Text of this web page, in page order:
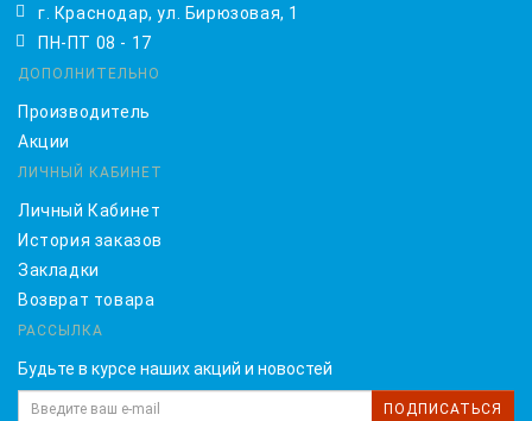
г. Краснодар, ул. Бирюзовая, 1
ПН-ПТ 08 - 17
ДОПОЛНИТЕЛЬНО
Производитель
Акции
ЛИЧНЫЙ КАБИНЕТ
Личный Кабинет
История заказов
Закладки
Возврат товара
РАССЫЛКА
Будьте в курсе наших акций и новостей
ПОДПИСАТЬСЯ